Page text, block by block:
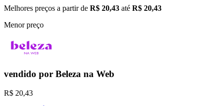
Melhores preços a partir de R$ 20,43 até R$ 20,43
Menor preço
vendido por Beleza na Web
R$ 20,43